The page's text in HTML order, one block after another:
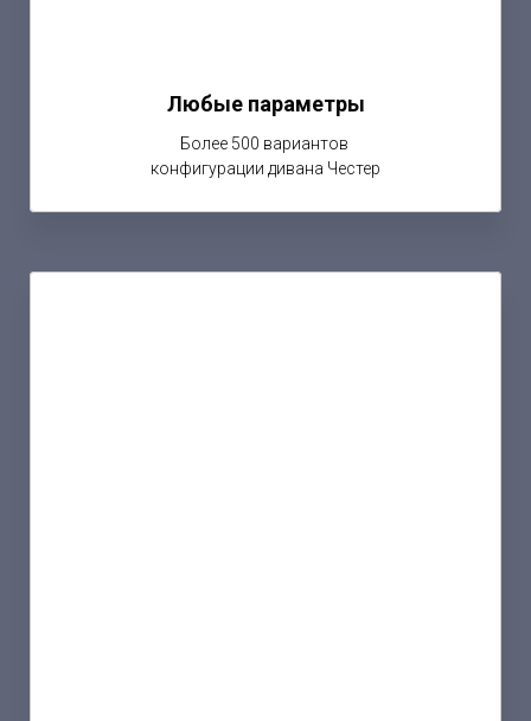
Любые параметры
Более 500 вариантов
конфигурации дивана Честер